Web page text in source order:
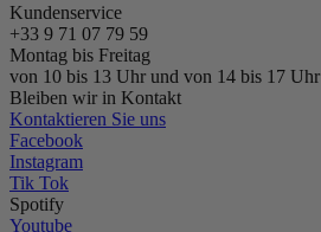
Kundenservice
+33 9 71 07 79 59
Montag bis Freitag
von 10 bis 13 Uhr und von 14 bis 17 Uhr
Bleiben wir in Kontakt
Kontaktieren Sie uns
Facebook
Instagram
Tik Tok
Spotify
Youtube